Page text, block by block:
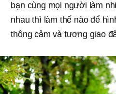
bạn cùng mọi người làm
nhau thì làm thế nào để
thông cảm và tương giao